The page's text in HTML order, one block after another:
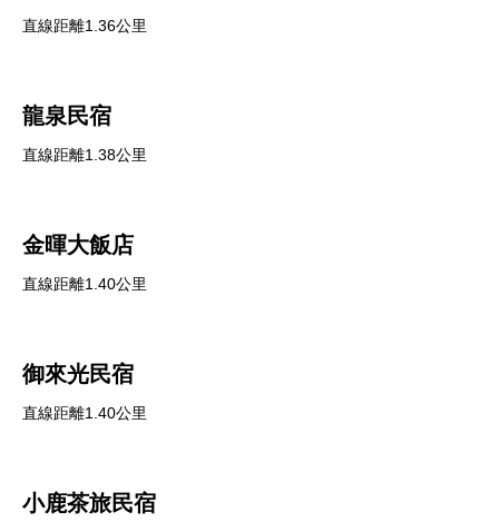
直線距離1.36公里
龍泉民宿
直線距離1.38公里
金暉大飯店
直線距離1.40公里
御來光民宿
直線距離1.40公里
小鹿茶旅民宿